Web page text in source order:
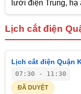
lưới điện Trung, hạ
Lịch cắt điện
Lịch cắt điện Quận
07:30 - 11:30
ĐÃ DUYỆT